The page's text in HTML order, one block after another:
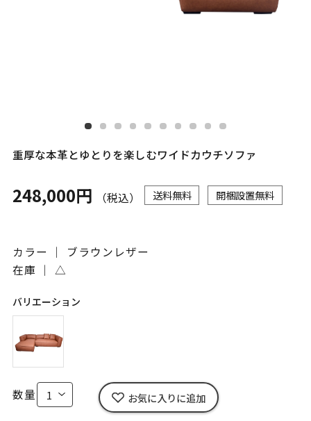
重厚な本革とゆとりを楽しむワイドカウチソファ
248,000円 （税込） 送料無料 開梱設置無料
カラー ｜ ブラウンレザー
在庫 ｜ △
バリエーション
数量 お気に入りに追加